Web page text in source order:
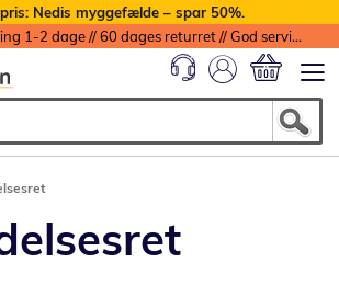
Nedis myggefælde – spar 50%.
Billig fragt // Levering 1-2 dage // 60 dages returret // God service med garanti